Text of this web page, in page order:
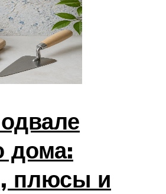
дома:
плюсы и